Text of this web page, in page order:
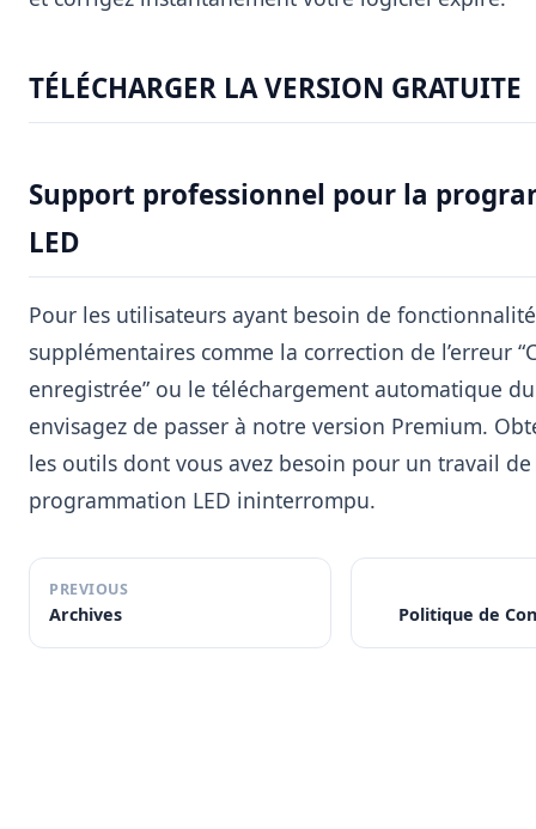
TÉLÉCHARGER LA VERSION GRATUITE
Support professionnel pour la
LED
Pour les utilisateurs ayant besoin de
supplémentaires comme la correction de l’erreur
enregistrée” ou le téléchargement automatique
envisagez de passer à notre version Premium.
les outils dont vous avez besoin pour un travail de
programmation LED ininterrompu.
PREVIOUS
Archives Politique de